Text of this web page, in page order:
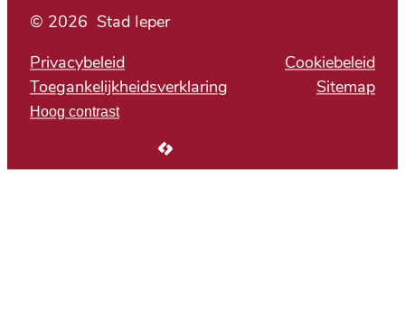
© 2026 Stad Ieper
Privacybeleid
Cookiebeleid
Toegankelijkheidsverklaring
Sitemap
Hoog contrast